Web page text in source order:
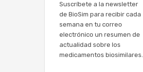
Suscríbete a la newsletter
de BioSim para recibir cada
semana en tu correo
electrónico un resumen de
actualidad sobre los
medicamentos biosimilares.